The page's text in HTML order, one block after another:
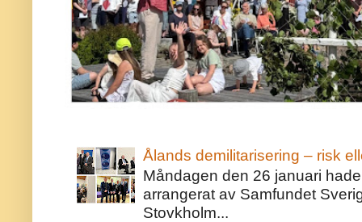
Ålands demilitarisering – risk
Måndagen den 26 januari
arrangerat av Samfundet
Stovkholm...